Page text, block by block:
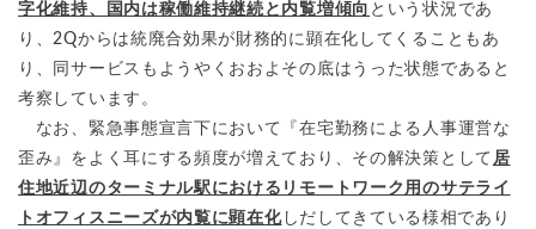
字化維持、国内は稼働維持継続と内覧増傾向 という状況であ
り、2Qからは統廃合効果が財務的に顕在化してくることもあ
り、同サービスもようやくおおよその底はうった状態であると
考察しています。
なお、緊急事態宣言下において『在宅勤務による人事運営な
歪み』をよく耳にする頻度が増えており、その解決策として 居
住地近辺のターミナル駅におけるリモートワーク用のサテライ
トオフィスニーズが内覧に顕在化しだしてきている様相であり